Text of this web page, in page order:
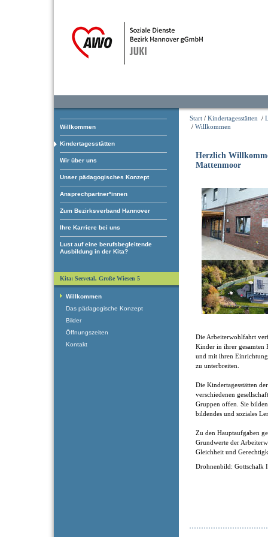
Willkommen
Kindertagesstätten
Wir über uns
Unser pädagogisches Konzept
Ansprechpartner*innen
Zum Bezirksverband Hannover
Ihre Karriere bei uns
Lust auf eine berufsbegleitende
Ausbildung in der Kita?
Start / Kindertagesstätten /
/ Willkommen
Herzlich
Mattenmoor
Die Arbeiterwohlfahrt
Kinder in ihrer gesamten
und mit ihren
zu unterbreiten.
Die Kindertagesstätten
verschiedenen
Gruppen offen. Sie
bildendes und soziales
Zu den Hauptaufgaben
Grundwerte der
Gleichheit und
Drohnenbild: Gottschalk
Kita: Seevetal, Große Wiesen 5
Willkommen
Das pädagogische Konzept
Bilder
Öffnungszeiten
Kontakt